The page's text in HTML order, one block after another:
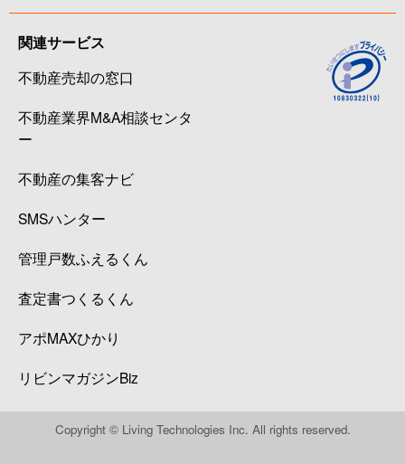
関連サービス
不動産売却の窓口
不動産業界M&A相談センタ
ー
不動産の集客ナビ
SMSハンター
管理戸数ふえるくん
査定書つくるくん
アポMAXひかり
リビンマガジンBiz
Copyright © Living Technologies Inc. All rights reserved.